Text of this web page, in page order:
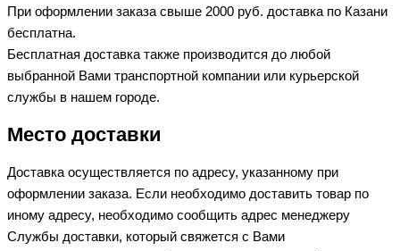
При оформлении заказа свыше 2000 руб. доставка по Казани
бесплатна.
Бесплатная доставка также производится до любой
выбранной Вами транспортной компании или курьерской
службы в нашем городе.
Место доставки
Доставка осуществляется по адресу, указанному при
оформлении заказа. Если необходимо доставить товар по
иному адресу, необходимо сообщить адрес менеджеру
Службы доставки, который свяжется с Вами